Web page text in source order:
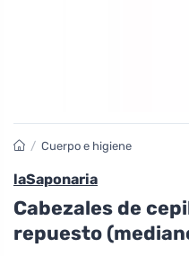
/ Cuerpo e higiene
laSaponaria
Cabezales de
repuesto